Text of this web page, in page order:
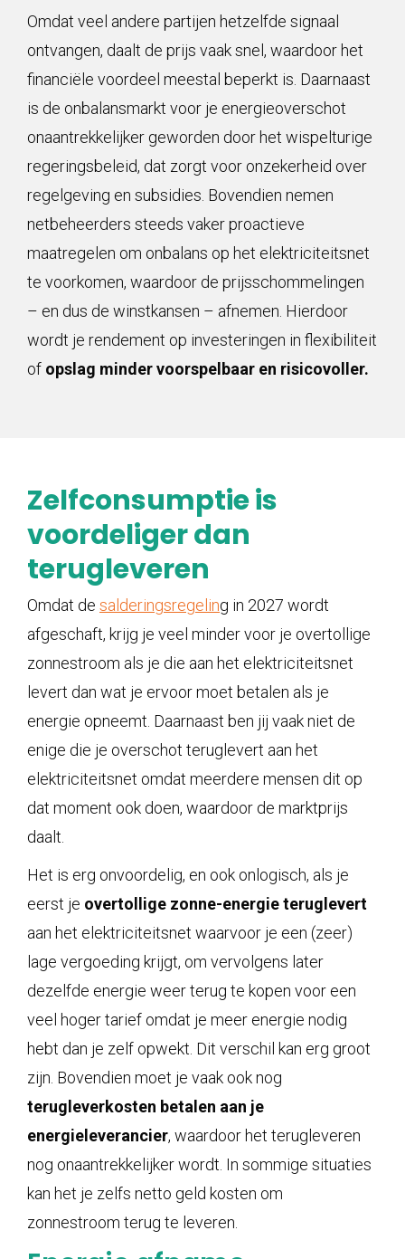
Omdat veel andere partijen hetzelfde signaal
ontvangen, daalt de prijs vaak snel, waardoor het
financiële voordeel meestal beperkt is. Daarnaast
is de onbalansmarkt voor je energieoverschot
onaantrekkelijker geworden door het wispelturige
regeringsbeleid, dat zorgt voor onzekerheid over
regelgeving en subsidies. Bovendien nemen
netbeheerders steeds vaker proactieve
maatregelen om onbalans op het elektriciteitsnet
te voorkomen, waardoor de prijsschommelingen
– en dus de winstkansen – afnemen. Hierdoor
wordt je rendement op investeringen in flexibiliteit
of opslag minder voorspelbaar en risicovoller.
Zelfconsumptie is
voordeliger dan
terugleveren
Omdat de salderingsregeling in 2027 wordt
afgeschaft, krijg je veel minder voor je overtollige
zonnestroom als je die aan het elektriciteitsnet
levert dan wat je ervoor moet betalen als je
energie opneemt. Daarnaast ben jij vaak niet de
enige die je overschot teruglevert aan het
elektriciteitsnet omdat meerdere mensen dit op
dat moment ook doen, waardoor de marktprijs
daalt.
Het is erg onvoordelig, en ook onlogisch, als je
eerst je overtollige zonne-energie teruglevert
aan het elektriciteitsnet waarvoor je een (zeer)
lage vergoeding krijgt, om vervolgens later
dezelfde energie weer terug te kopen voor een
veel hoger tarief omdat je meer energie nodig
hebt dan je zelf opwekt. Dit verschil kan erg groot
zijn. Bovendien moet je vaak ook nog
terugleverkosten betalen aan je
energieleverancier, waardoor het terugleveren
nog onaantrekkelijker wordt. In sommige situaties
kan het je zelfs netto geld kosten om
zonnestroom terug te leveren.